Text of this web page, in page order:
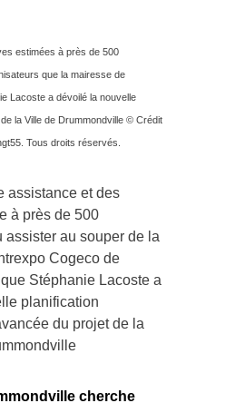
que la mairesse de
Lacoste a dévoilé la nouvelle
la Ville de Drummondville © Crédit
Tous droits réservés.
à près de 500
au souper de la
Cogeco de
Stéphanie Lacoste a
planification
du projet de la
pour permettre